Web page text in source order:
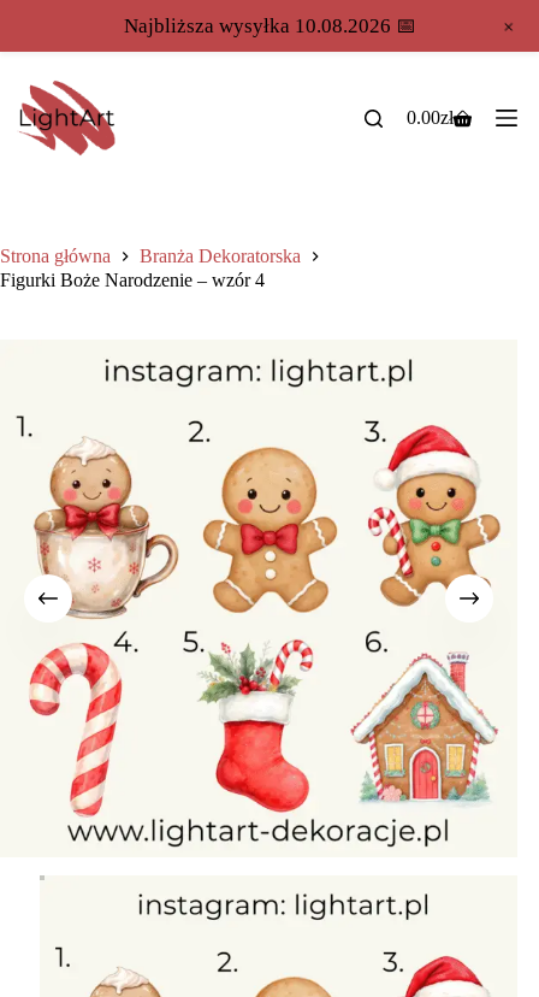
0.00zł
Strona główna
Branża Dekoratorska
Figurki Boże Narodzenie – wzór 4
Najbliższa wysyłka 10.08.2026 📅 +